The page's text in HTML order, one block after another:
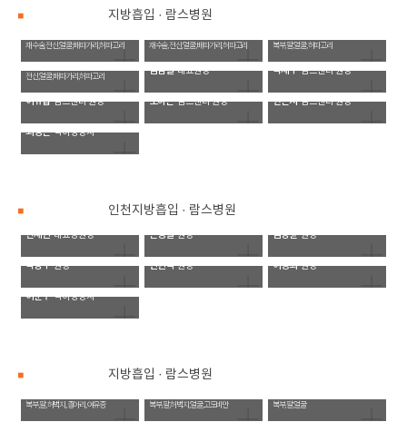
지방흡입 · 람스병원
재수술, 전신, 얼굴, 배파가리, 허파고리 재수술, 전신, 얼굴, 배파가리, 허파고리 복부, 팔, 얼굴, 허파고리
홍성훈
전신, 얼굴, 배파가리, 허파고리
김남철 대표원장 박재우 람스센터 원장
이유섭 람스센터 원장 오하은 람스센터 원장 한은지 람스센터 원장
최영은 식이영양사
인천지방흡입 · 람스병원
안재현 대표병원장 손성일 원장 김상윤 원장
박상우 원장 변현석 원장 이승희 원장
이준주 식이영양사
지방흡입 · 람스병원
복부, 팔, 허벅지, 종아리, 여유증 복부, 팔, 허벅지, 얼굴,고도비만 복부, 팔, 얼굴